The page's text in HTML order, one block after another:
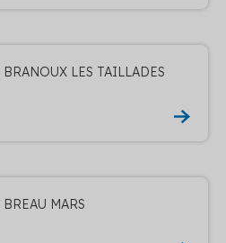
LES TAILLADES
MARS